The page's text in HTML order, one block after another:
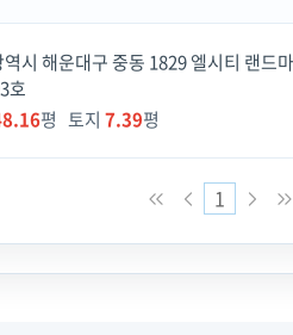
시 해운대구 중동 1829 엘시티 랜드
호
평 토지 7.39평
1